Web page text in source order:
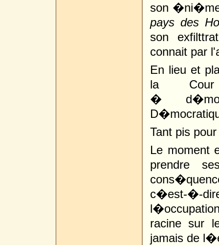
son �ni�me
pays des
son
connait par
En lieu et
la Cour
�
Tant pis
Le moment
prendre
c�est-�-
racine sur
jamais de